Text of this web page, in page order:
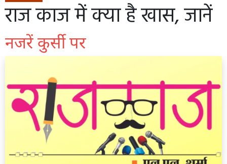
राज काज में क्या है खास, जानें
नजरें कुर्सी पर